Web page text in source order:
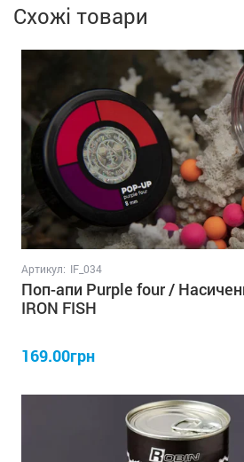
Схожі товари
Артикул: IF_034
Поп-апи Purple four /
IRON FISH
169.00грн